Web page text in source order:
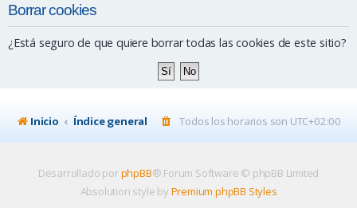
Borrar cookies
¿Está seguro de que quiere borrar todas las cookies de este sitio?
Inicio Índice general Todos los horarios son UTC+02:00
Desarrollado porphpBB® Forum Software © phpBB Limited
Absolution style by Premium phpBB Styles